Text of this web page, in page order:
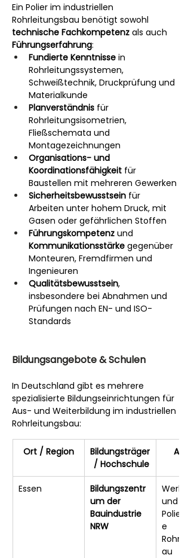
Ein Polier im industriellen
Rohrleitungsbau benötigt sowohl
technische Fachkompetenz als auch
Führungserfahrung:
Fundierte Kenntnisse in
Rohrleitungssystemen,
Schweißtechnik, Druckprüfung und
Materialkunde
Planverständnis für
Rohrleitungsisometrien,
Fließschemata und
Montagezeichnungen
Organisations- und
Koordinationsfähigkeit für
Baustellen mit mehreren Gewerken
Sicherheitsbewusstsein für
Arbeiten unter hohem Druck, mit
Gasen oder gefährlichen Stoffen
Führungskompetenz und
Kommunikationsstärke gegenüber
Monteuren, Fremdfirmen und
Ingenieuren
Qualitätsbewusstsein,
insbesondere bei Abnahmen und
Prüfungen nach EN- und ISO-
Standards
Bildungsangebote & Schulen
In Deutschland gibt es mehrere
spezialisierte Bildungseinrichtungen für
Aus- und Weiterbildung im industriellen
Rohrleitungsbau:
Ort / Region
Bildungsträger
/ Hochschule
Essen
Bildungszentr
um der
Bauindustrie
NRW
und
e
au